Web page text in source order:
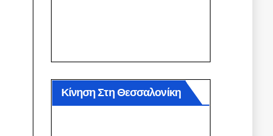
Κίνηση Στη Θεσσαλονίκη